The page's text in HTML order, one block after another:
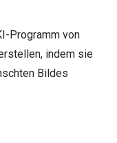
Programm von
indem sie
Bildes